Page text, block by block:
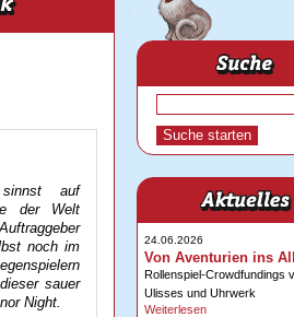
auf
der Welt
noch im
sauer
Night.
24.06.2026
Von Aventurien ins All
Rollenspiel-Crowdfundings
Ulisses und Uhrwerk
Weiterlesen